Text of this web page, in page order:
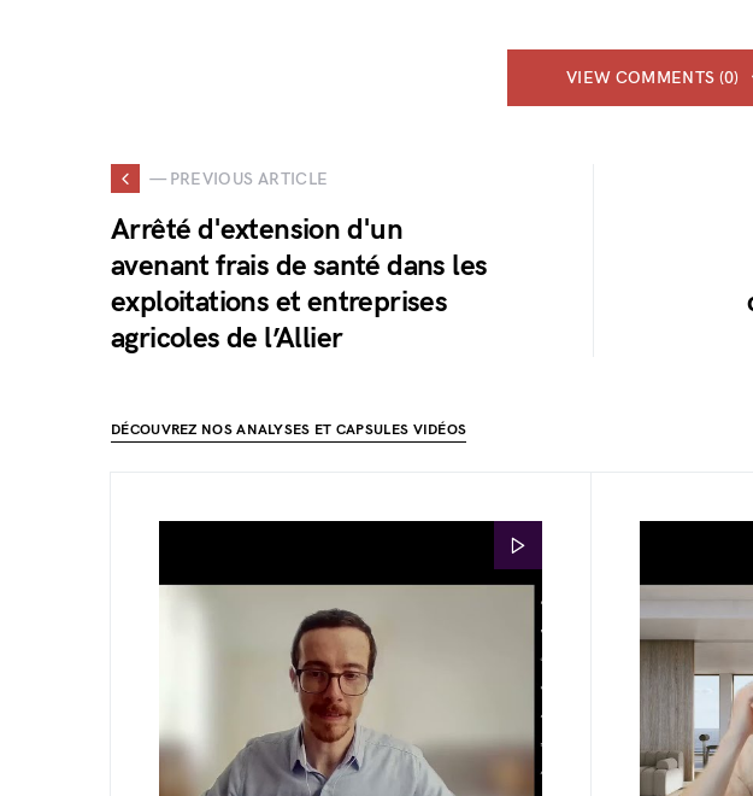
VIEW COMMENTS (0)
— PREVIOUS ARTICLE
Arrêté d'extension d'un
avenant frais de santé dans les
exploitations et entreprises
agricoles de l’Allier
DÉCOUVREZ NOS ANALYSES ET CAPSULES VIDÉOS